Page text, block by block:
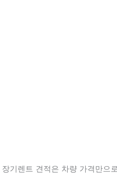
기렌트 견적은 차량 가격만으